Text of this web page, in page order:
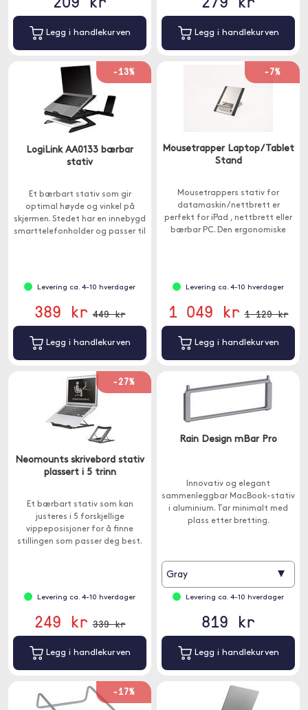
Legg i handlekurven Legg i handlekurven
-13%
LogiLink AA0133 bærbar
stativ
Et bærbart stativ som gir
optimal høyde og vinkel på
skjermen. Stedet har en innebygd
smarttelefonholder og passer til
Levering ca. 4-10 hverdager
389 kr 449 kr
Legg i handlekurven
-7%
Mousetrapper Laptop/Tablet
Stand
Mousetrappers stativ for
datamaskin / nettbrett er
perfekt for iPad , nettbrett eller
bærbar PC. Den ergonomiske
Levering ca. 4-10 hverdager
1 049 kr 1 129 kr
Legg i handlekurven
-27%
Neomounts skrivebord stativ
plassert i 5 trinn
Et bærbart stativ som kan
justeres i 5 forskjellige
vippeposisjoner for å finne
stillingen som passer deg best.
Levering ca. 4-10 hverdager
249 kr 339 kr
Legg i handlekurven
Rain Design mBar Pro
Innovativ og elegant
sammenleggbar MacBook-stativ
i aluminium. Tar minimalt med
plass etter bretting.
Gray ▾
Levering ca. 4-10 hverdager
819 kr
Legg i handlekurven
-17%